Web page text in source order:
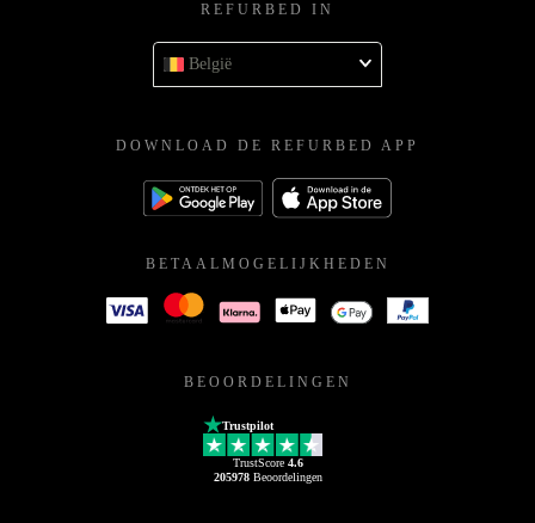
REFURBED IN
België
DOWNLOAD DE REFURBED APP
BETAALMOGELIJKHEDEN
BEOORDELINGEN
Trustpilot
TrustScore 4.6
205978Beoordelingen